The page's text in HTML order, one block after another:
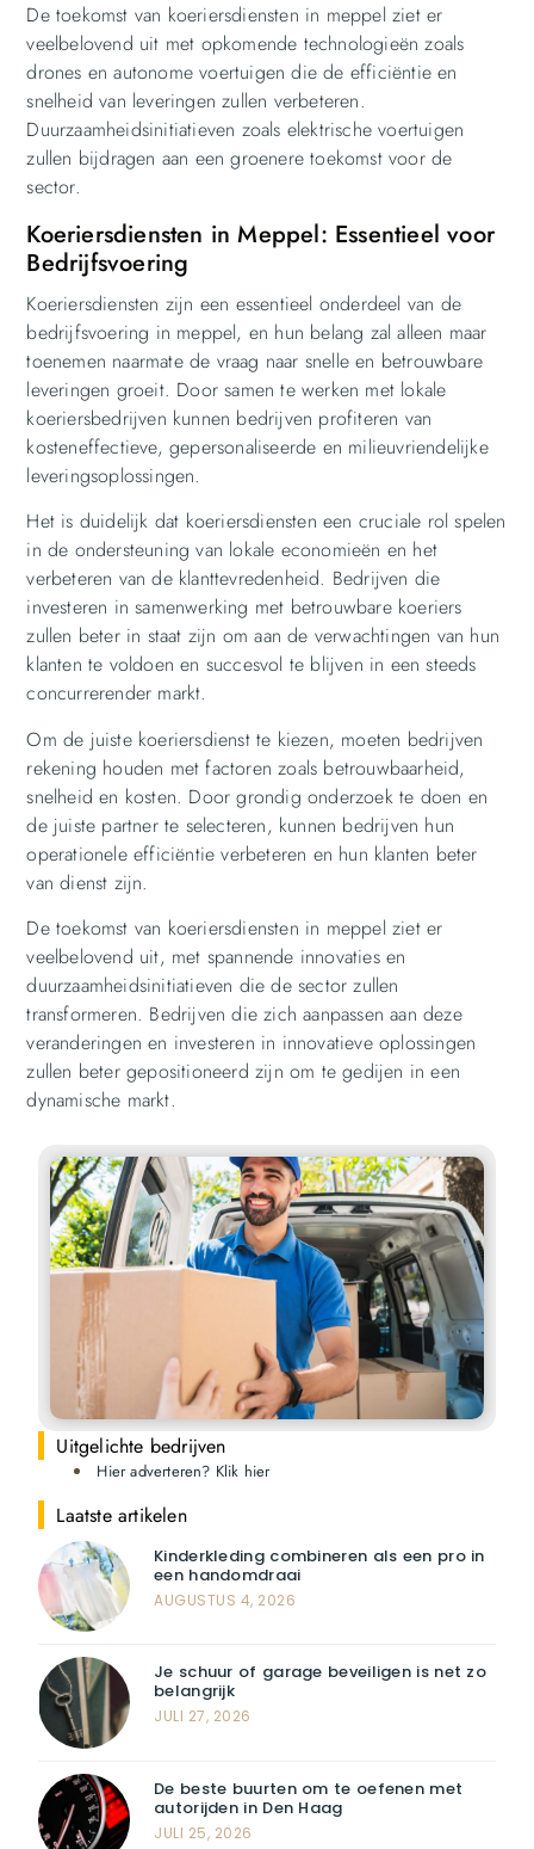
De toekomst van koeriersdiensten in meppel ziet er
veelbelovend uit met opkomende technologieën zoals
drones en autonome voertuigen die de efficiëntie en
snelheid van leveringen zullen verbeteren.
Duurzaamheidsinitiatieven zoals elektrische voertuigen
zullen bijdragen aan een groenere toekomst voor de
sector.
Koeriersdiensten in Meppel: Essentieel voor
Bedrijfsvoering
Koeriersdiensten zijn een essentieel onderdeel van de
bedrijfsvoering in meppel, en hun belang zal alleen maar
toenemen naarmate de vraag naar snelle en betrouwbare
leveringen groeit. Door samen te werken met lokale
koeriersbedrijven kunnen bedrijven profiteren van
kosteneffectieve, gepersonaliseerde en milieuvriendelijke
leveringsoplossingen.
Het is duidelijk dat koeriersdiensten een cruciale rol spelen
in de ondersteuning van lokale economieën en het
verbeteren van de klanttevredenheid. Bedrijven die
investeren in samenwerking met betrouwbare koeriers
zullen beter in staat zijn om aan de verwachtingen van hun
klanten te voldoen en succesvol te blijven in een steeds
concurrerender markt.
Om de juiste koeriersdienst te kiezen, moeten bedrijven
rekening houden met factoren zoals betrouwbaarheid,
snelheid en kosten. Door grondig onderzoek te doen en
de juiste partner te selecteren, kunnen bedrijven hun
operationele efficiëntie verbeteren en hun klanten beter
van dienst zijn.
De toekomst van koeriersdiensten in meppel ziet er
veelbelovend uit, met spannende innovaties en
duurzaamheidsinitiatieven die de sector zullen
transformeren. Bedrijven die zich aanpassen aan deze
veranderingen en investeren in innovatieve oplossingen
zullen beter gepositioneerd zijn om te gedijen in een
dynamische markt.
Uitgelichte bedrijven
Hier adverteren? Klik hier
Laatste artikelen
Kinderkleding combineren als een pro in
een handomdraai
AUGUSTUS 4, 2026
Je schuur of garage beveiligen is net zo
belangrijk
JULI 27, 2026
De beste buurten om te oefenen met
autorijden in Den Haag
JULI 25, 2026